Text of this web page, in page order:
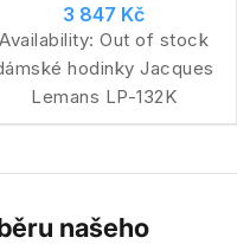
3 847 Kč
Availability: Out of stock
hodinky Jacques
Lemans LP-132K
našeho